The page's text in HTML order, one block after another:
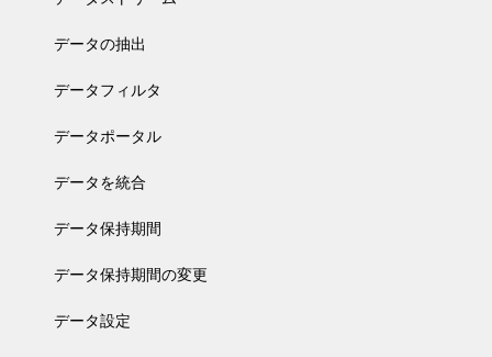
データの抽出
データフィルタ
データポータル
データを統合
データ保持期間
データ保持期間の変更
データ設定